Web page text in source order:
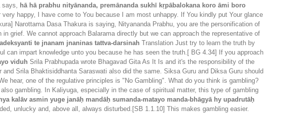
says, hā hā prabhu nityānanda, premānanda sukhī kṛpābalokana koro āmi boro
happy, I have come to You because I am most unhappy. If You kindly put Your glance
Narottama Dasa Thakura is saying, Nityananda Prabhu, you are the personification of
grief. We cannot approach Balarama directly but we can approach the representative of
te jnanam jnaninas tattva-darsinah Translation Just try to learn the truth by
impart knowledge unto you because he has seen the truth.[ BG 4.34] If you approach
viduh Srila Prabhupada wrote Bhagavad Gita As It Is and it's the responsibility of the
Srila Bhaktisiddhanta Saraswati also did the same. Siksa Guru and Diksa Guru should
hear, one of the regulative principles is "No Gambling". What do you think is gambling?
gambling. In Kaliyuga, especially in the case of spiritual matter, this type of gambling
kalāv asmin yuge janāḥ mandāḥ sumanda-matayo manda-bhāgyā hy upadrutāḥ
unlucky and, above all, always disturbed.[SB 1.1.10] This makes gambling easier.